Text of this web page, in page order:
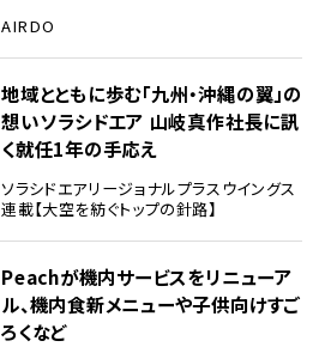
AIRDO
地域とともに歩む「九州・沖縄の翼」の
想い――ソラシドエア 山岐真作社長に訊
く就任1年の手応え
ソラシドエアリージョナルプラスウイングス
連載【大空を紡ぐトップの針路】
Peachが機内サービスをリニューア
ル、機内食新メニューや子供向けすご
ろくなど